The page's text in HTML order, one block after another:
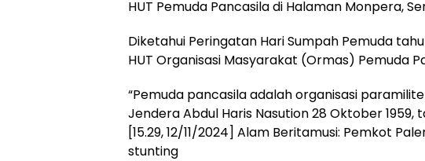
HUT Pemuda Pancasila di Halaman Monpera,
Diketahui Peringatan Hari Sumpah Pemuda
HUT Organisasi Masyarakat (Ormas) Pemuda
“Pemuda pancasila adalah organisasi
Jendera Abdul Haris Nasution 28 Oktober
[15.29, 12/11/2024] Alam Beritamusi: Pemkot
stunting